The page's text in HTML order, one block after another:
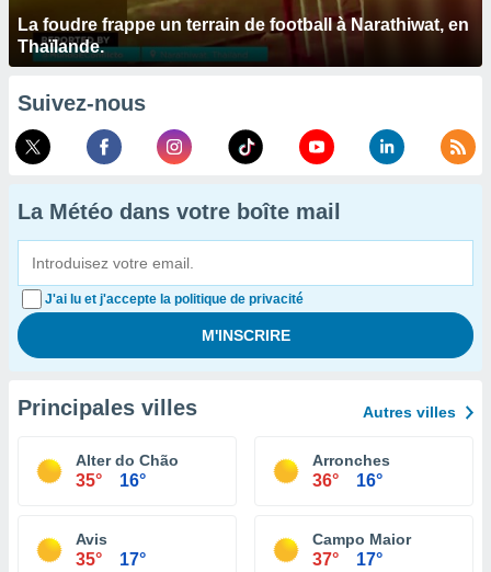
La foudre frappe un terrain de football à Narathiwat, en
Thaïlande.
Suivez-nous
La Météo dans votre boîte mail
J'ai lu et j'accepte la politique de privacité
Principales villes Autres villes
Alter do Chão
35° 16°
Arronches
36° 16°
Avis
35° 17°
Campo Maior
37° 17°